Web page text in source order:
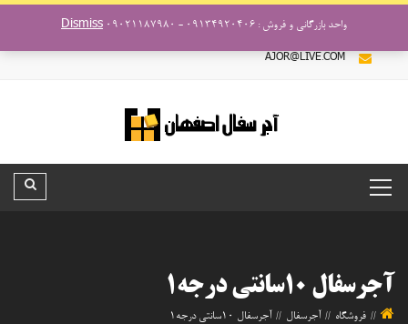
فروش و بازرگانی : ۰۹۰۲۱۱۸۷۹۸۰ - ۰۹۱۳۴۹۲۰۴۰۶
AJOR@LIVE.COM
آجرسفال ۱۰سانتی درجه۱
فروشگاه آجرسفال آجرسفال ۱۰سانتی درجه۱
واحد بازرگانی و فروش : ۰۹۱۳۴۹۲۰۴۰۶ - ۰۹۰۲۱۱۸۷۹۸۰ Dismiss